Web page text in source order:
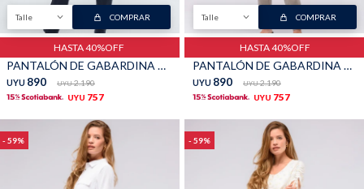
Talle COMPRAR
HASTA 40%OFF
PANTALÓN DE GABARDINA CLÁSICO - Azul
UYU 890 UYU 2.190
UYU 757
Talle COMPRAR
HASTA 40%OFF
PANTALÓN DE GABARDINA CLÁSICO - Khaki
UYU 890 UYU 2.190
UYU 757
59 59
Camperas Chalecos